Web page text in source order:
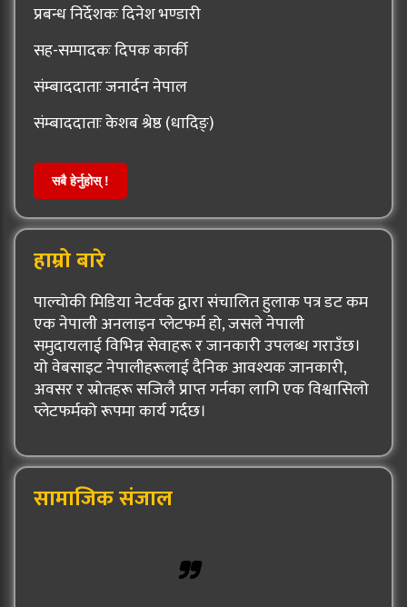
प्रबन्ध निर्देशकः दिनेश भण्डारी
सह-सम्पादकः दिपक कार्की
संम्बाददाताः जनार्दन नेपाल
संम्बाददाताः केशब श्रेष्ठ (धादिङ्)
सबै हेर्नुहोस् !
हाम्रो बारे
पाल्चोकी मिडिया नेटर्वक द्वारा संचालित हुलाक पत्र डट कम
एक नेपाली अनलाइन प्लेटफर्म हो, जसले नेपाली
समुदायलाई विभिन्न सेवाहरू र जानकारी उपलब्ध गराउँछ।
यो वेबसाइट नेपालीहरूलाई दैनिक आवश्यक जानकारी,
अवसर र स्रोतहरू सजिलै प्राप्त गर्नका लागि एक विश्वासिलो
प्लेटफर्मको रूपमा कार्य गर्दछ।
सामाजिक संजाल